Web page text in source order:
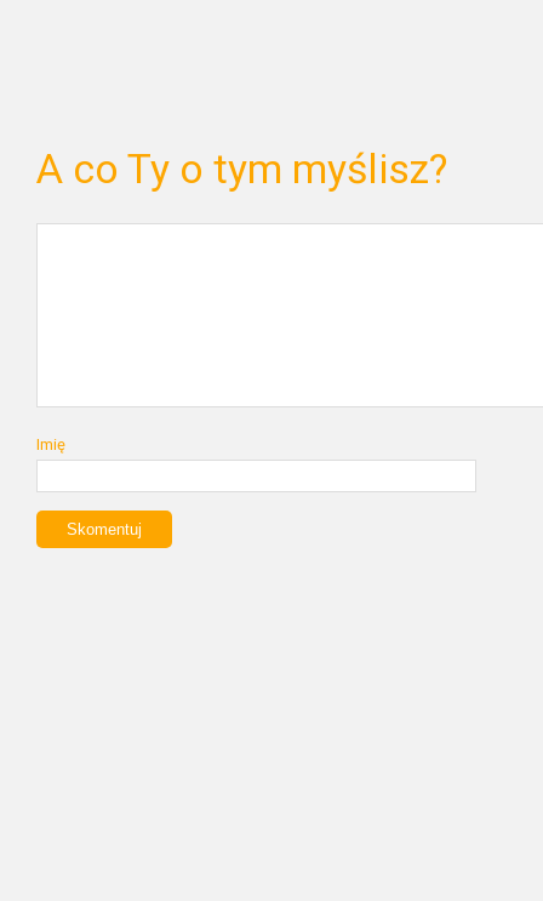
A co Ty o tym myślisz?
Imię